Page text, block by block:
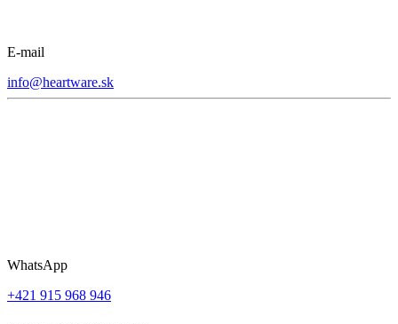
E-mail
info@heartware.sk
WhatsApp
+421 915 968 946